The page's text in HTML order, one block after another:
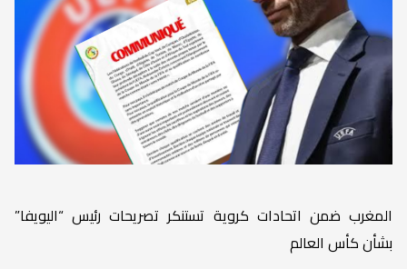
المغرب ضمن اتحادات كروية تستنكر تصريحات رئيس “اليويفا”
بشأن كأس العالم